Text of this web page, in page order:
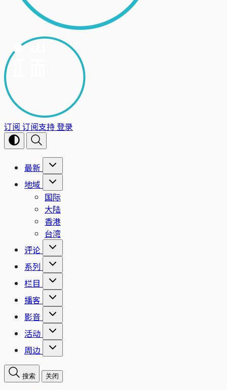
订阅 订阅支持登录
最新
地域
国际
大陆
香港
台湾
评论
系列
栏目
播客
影音
活动
周边
搜索 关闭